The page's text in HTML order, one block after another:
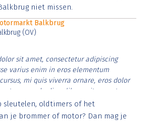
niet missen.
Balkbrug
(OV)
sit amet, consectetur adipiscing
varius enim in eros elementum
mi quis viverra ornare, eros dolor
ut commodo diam libero vitae erat.
nibh et justo cursus id rutrum lorem
ut sem vitae risus tristique posuere.
sleutelen, oldtimers of het
je brommer of motor? Dan mag je